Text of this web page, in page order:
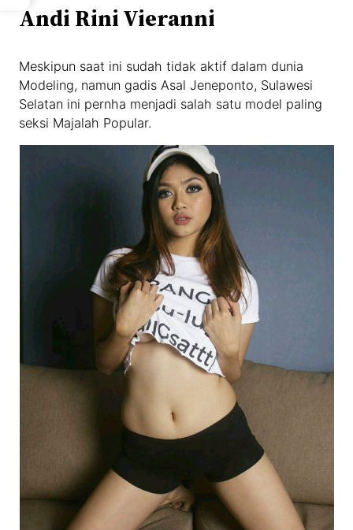
Andi Rini Vieranni
Meskipun saat ini sudah tidak aktif dalam dunia
Modeling, namun gadis Asal Jeneponto, Sulawesi
Selatan ini pernha menjadi salah satu model paling
seksi Majalah Popular.